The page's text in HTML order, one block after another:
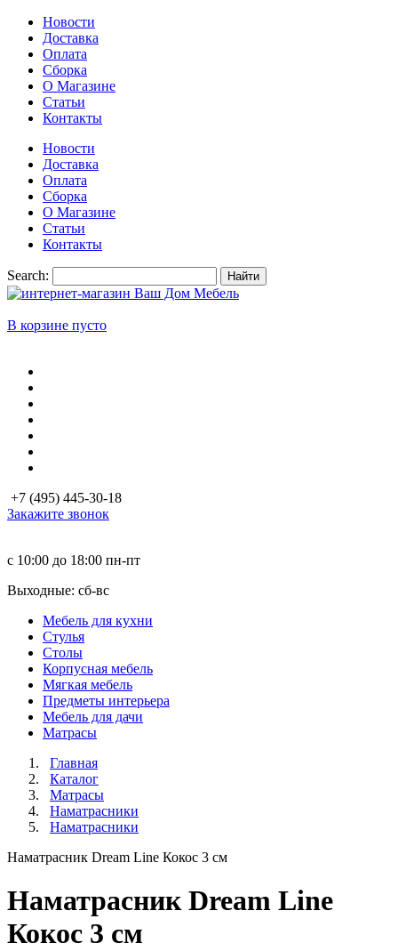
Новости
Доставка
Оплата
Сборка
О Магазине
Статьи
Контакты
Новости
Доставка
Оплата
Сборка
О Магазине
Статьи
Контакты
Search: Найти
В корзине пусто
+7 (495) 445-30-18
Закажите звонок
с 10:00 до 18:00 пн-пт
Выходные: сб-вc
Мебель для кухни
Стулья
Столы
Корпусная мебель
Мягкая мебель
Предметы интерьера
Мебель для дачи
Матраcы
Главная
Каталог
Матраcы
Наматрасники
Наматрасники
Наматрасник Dream Line Кокос 3 см
Наматрасник Dream Line
Кокос 3 см